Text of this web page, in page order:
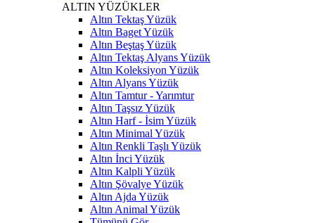
ALTIN YÜZÜKLER
Altın Tektaş Yüzük
Altın Baget Yüzük
Altın Beştaş Yüzük
Altın Tektaş Alyans Yüzük
Altın Koleksiyon Yüzük
Altın Alyans Yüzük
Altın Tamtur - Yarımtur
Altın Taşsız Yüzük
Altın Harf - İsim Yüzük
Altın Minimal Yüzük
Altın Renkli Taşlı Yüzük
Altın İnci Yüzük
Altın Kalpli Yüzük
Altın Şövalye Yüzük
Altın Ajda Yüzük
Altın Animal Yüzük